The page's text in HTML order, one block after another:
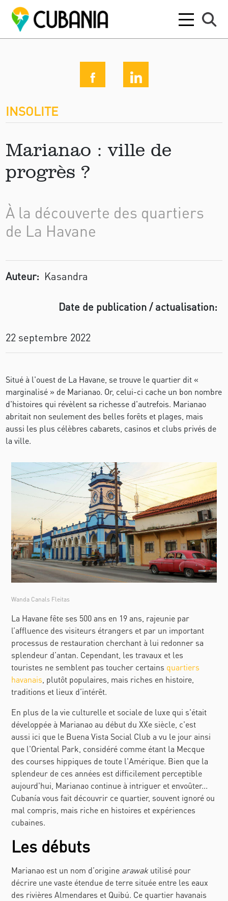
INSOLITE
Marianao : ville de
progrès ?
À la découverte des quartiers
de La Havane
Auteur: Kasandra
Date de publication / actualisation:
22 septembre 2022
Situé à l'ouest de La Havane, se trouve le quartier dit «
marginalisé » de Marianao. Or, celui-ci cache un bon nombre
d'histoires qui révèlent sa richesse d'autrefois. Marianao
abritait non seulement des belles forêts et plages, mais
aussi les plus célèbres cabarets, casinos et clubs privés de
la ville.
Wanda Canals Fleitas
La Havane fête ses 500 ans en 19 ans, rajeunie par
l’affluence des visiteurs étrangers et par un important
processus de restauration cherchant à lui redonner sa
splendeur d’antan. Cependant, les travaux et les
touristes ne semblent pas toucher certains quartiers
havanais, plutôt populaires, mais riches en histoire,
traditions et lieux d’intérêt.
En plus de la vie culturelle et sociale de luxe qui s'était
développée à Marianao au début du XXe siècle, c'est
aussi ici que le Buena Vista Social Club a vu le jour ainsi
que l'Oriental Park, considéré comme étant la Mecque
des courses hippiques de toute l'Amérique. Bien que la
splendeur de ces années est difficilement perceptible
aujourd'hui, Marianao continue à intriguer et envoûter...
Cubanía vous fait découvrir ce quartier, souvent ignoré ou
mal compris, mais riche en histoires et expériences
cubaines.
Les débuts
Marianao est un nom d’origine arawakutilisé pour
décrire une vaste étendue de terre située entre les eaux
des rivières Almendares et Quibú. Ce quartier havanais